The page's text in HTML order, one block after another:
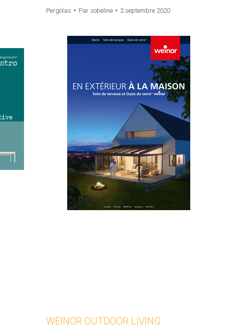
Pergolas Par sobeline 2 septembre 2020
WEINOR OUTDOOR LIVING